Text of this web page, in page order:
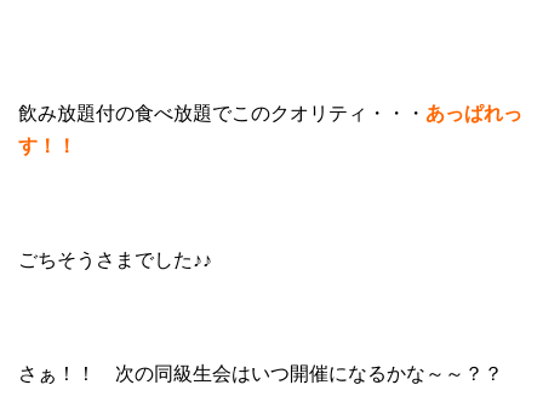
飲み放題付の食べ放題でこのクオリティ・・・ あっぱれっ
す！！
ごちそうさまでした♪♪
さぁ！！ 次の同級生会はいつ開催になるかな～～？？